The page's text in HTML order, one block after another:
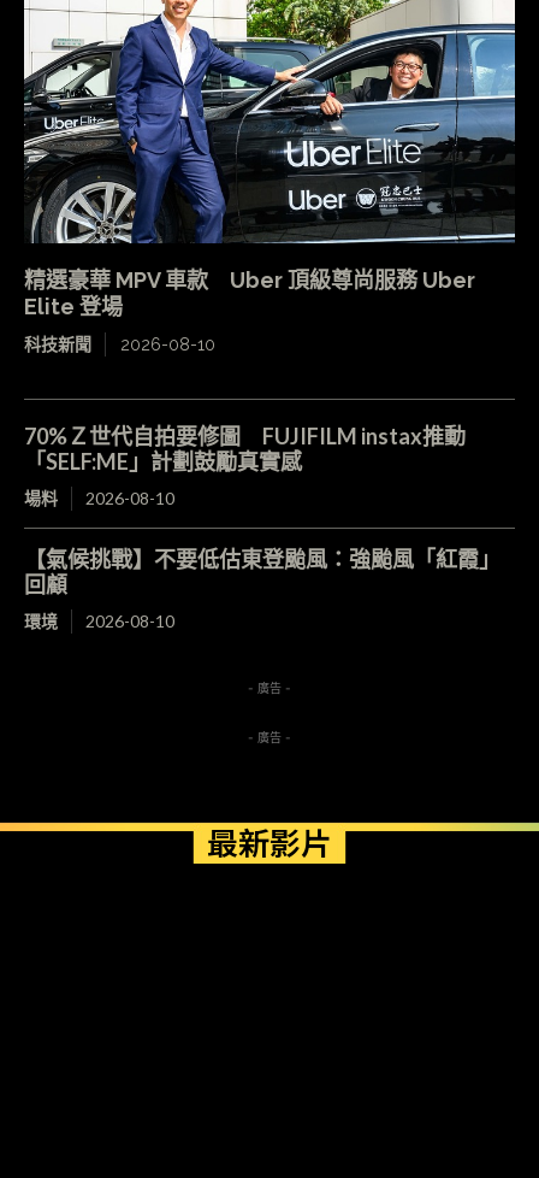
精選豪華 MPV 車款 Uber 頂級尊尚服務 Uber
Elite 登場
科技新聞 2026-08-10
70%Ｚ世代自拍要修圖 FUJIFILM instax推動
「SELF:ME」計劃鼓勵真實感
場料 2026-08-10
【氣候挑戰】不要低估東登颱風：強颱風「紅霞」
回顧
環境 2026-08-10
- 廣告 -
- 廣告 -
最新影片